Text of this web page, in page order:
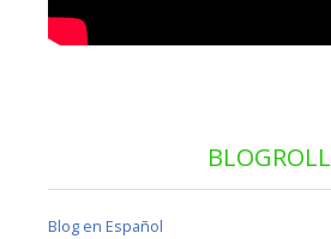
BLOGROLL
Blog en Español